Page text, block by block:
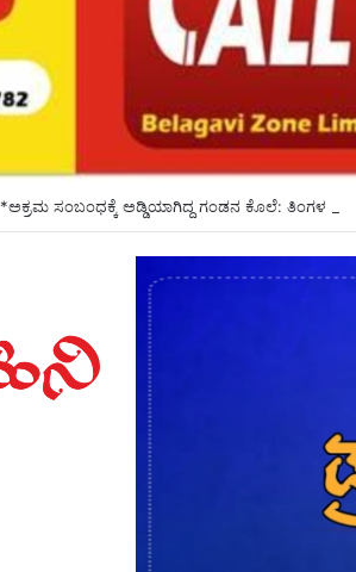
*ಅಕ್ರಮ ಸಂಬಂಧಕ್ಕೆ ಅಡ್ಡಿಯಾಗಿದ್ದ ಗಂಡನ ಕೊಲೆ: ತಿಂಗಳ